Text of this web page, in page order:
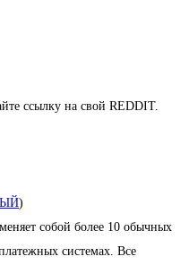
на свой REDDIT.
)
собой более 10 обычных
системах. Все